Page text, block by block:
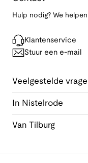
Hulp nodig? We
Klantenservice
Stuur een e-mail
Veelgestelde
In Nistelrode
Van Tilburg